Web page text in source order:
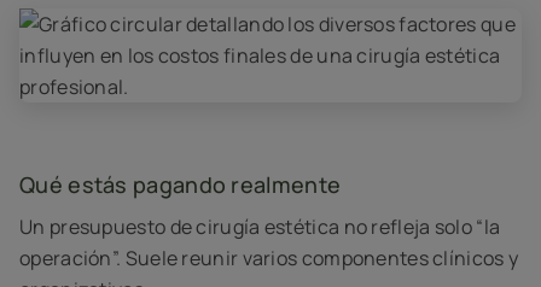
Qué estás pagando realmente
Un presupuesto de cirugía estética no refleja solo “la
operación”. Suele reunir varios componentes clínicos y